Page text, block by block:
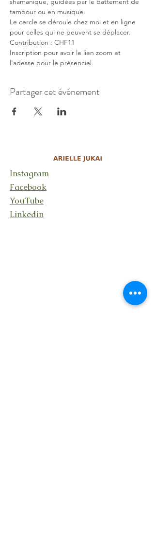
tambour ou en musique.
Le cercle se déroule chez moi et en ligne
pour celles qui ne peuvent se déplacer.
Contribution : CHF11
Inscription pour avoir le lien zoom et
l'adesse pour le présenciel.
Partager cet événement
Instagram
Facebook
YouTube
Linkedin